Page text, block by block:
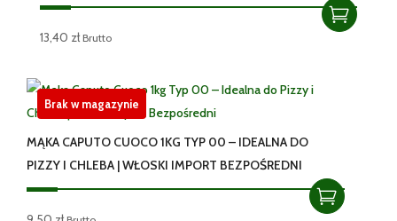
13,40 zł Brutto
MĄKA CAPUTO CUOCO 1KG TYP 00 – IDEALNA DO
PIZZY I CHLEBA | WŁOSKI IMPORT BEZPOŚREDNI
Brak w magazynie